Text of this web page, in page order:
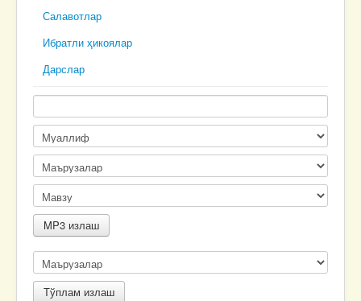
Салавотлар
Ибратли ҳикоялар
Дарслар